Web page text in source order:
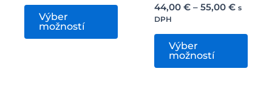
Výber
možností
Tento
produkt
má
44,00€ – 55,00€Price
s
DPH
Výber
možností
má